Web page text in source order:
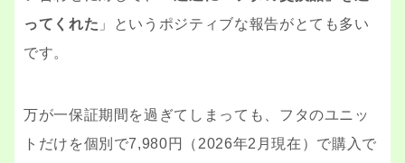
ってくれた 」というポジティブな報告がとても多い
です。
万が一保証期間を過ぎてしまっても、フタのユニッ
トだけを個別で7,980円（2026年2月現在）で購入で